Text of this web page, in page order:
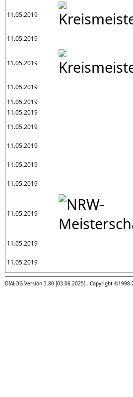
11.05.2019
11.05.2019
11.05.2019
11.05.2019
11.05.2019
11.05.2019
11.05.2019
11.05.2019
11.05.2019
11.05.2019
11.05.2019
11.05.2019
11.05.2019
DIALOG Version 3.80 [03.06.2025] - Copyright ©1998-